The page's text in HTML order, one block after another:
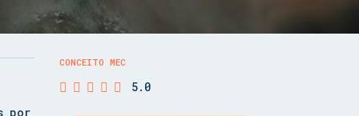
por
CONCEITO MEC
5.0